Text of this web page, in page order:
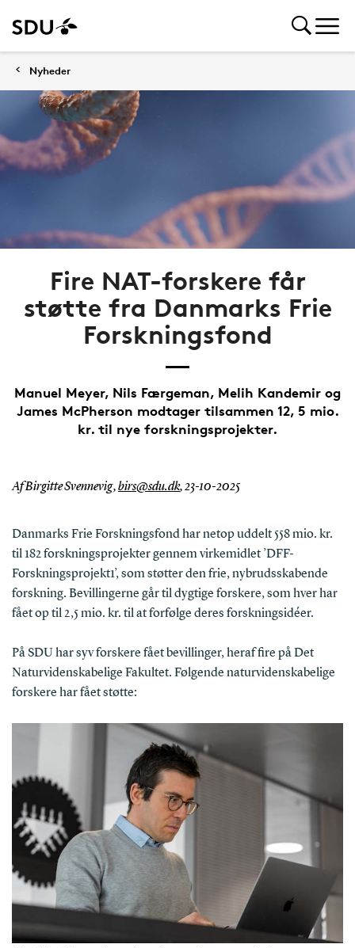
Nyheder
Fire NAT-forskere får
støtte fra Danmarks Frie
Forskningsfond
Manuel Meyer, Nils Færgeman, Melih Kandemir og
James McPherson modtager tilsammen 12, 5 mio.
kr. til nye forskningsprojekter.
Af Birgitte Svennevig,birs@sdu.dk,23-10-2025
Danmarks Frie Forskningsfond har netop uddelt 558 mio. kr.
til 182 forskningsprojekter gennem virkemidlet ’DFF-
Forskningsprojekt1’, som støtter den frie, nybrudsskabende
forskning. Bevillingerne går til dygtige forskere, som hver har
fået op til 2,5 mio. kr. til at forfølge deres forskningsidéer.
På SDU har syv forskere fået bevillinger, heraf fire på Det
Naturvidenskabelige Fakultet. Følgende naturvidenskabelige
forskere har fået støtte: